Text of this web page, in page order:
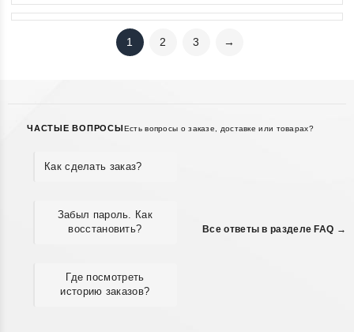
1 2 3 →
ЧАСТЫЕ ВОПРОСЫ Есть вопросы о заказе, доставке или товарах?
Как сделать заказ?
Забыл пароль. Как
восстановить?
Где посмотреть
историю заказов?
Все ответы в разделе FAQ →